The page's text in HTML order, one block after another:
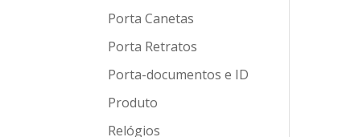
Porta Canetas
Porta Retratos
Porta-documentos e ID
Produto
Relógios